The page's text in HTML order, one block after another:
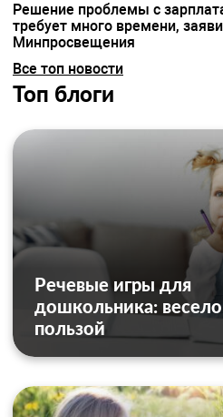
Решение проблемы с
требует много времени,
Минпросвещения
Все топ новости
Топ блоги
Речевые игры для
дошкольника:
пользой